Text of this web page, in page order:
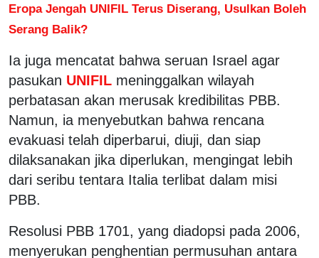
Eropa Jengah UNIFIL Terus Diserang, Usulkan Boleh
Serang Balik?
Ia juga mencatat bahwa seruan Israel agar
pasukan UNIFIL meninggalkan wilayah
perbatasan akan merusak kredibilitas PBB.
Namun, ia menyebutkan bahwa rencana
evakuasi telah diperbarui, diuji, dan siap
dilaksanakan jika diperlukan, mengingat lebih
dari seribu tentara Italia terlibat dalam misi
PBB.
Resolusi PBB 1701, yang diadopsi pada 2006,
menyerukan penghentian permusuhan antara